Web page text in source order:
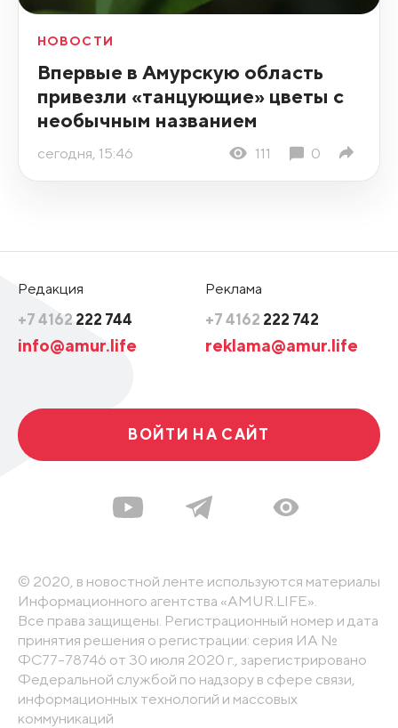
НОВОСТИ
Впервые в Амурскую область
привезли «танцующие» цветы с
необычным названием
сегодня, 15:46 111 0
Редакция
+7 4162 222 744
info@amur.life
Реклама
+7 4162 222 742
reklama@amur.life
ВОЙТИ НА САЙТ
© 2020, в новостной ленте используются материалы
Информационного агентства «AMUR.LIFE».
Все права защищены. Регистрационный номер и дата
принятия решения о регистрации: серия ИА №
ФС77-78746 от 30 июля 2020 г., зарегистрировано
Федеральной службой по надзору в сфере связи,
информационных технологий и массовых
коммуникаций